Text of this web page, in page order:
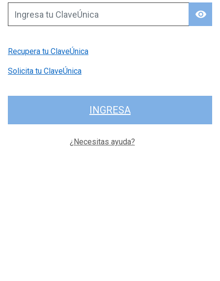
visibility
Ingresa tu ClaveÚnica
Recupera tu ClaveÚnica
Solicita tu ClaveÚnica
INGRESA
¿Necesitas ayuda?